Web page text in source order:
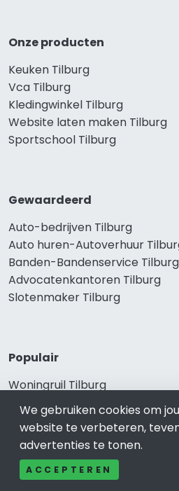
Onze producten
Keuken Tilburg
Vca Tilburg
Kledingwinkel Tilburg
Website laten maken Tilburg
Sportschool Tilburg
Gewaardeerd
Auto-bedrijven Tilburg
Auto huren-Autoverhuur
Banden-Bandenservice Tilburg
Advocatenkantoren Tilburg
Slotenmaker Tilburg
Populair
Woningruil Tilburg
Prive Spa-Sauna Tilburg
Incassobureau Tilburg
Bedrijfsruimte Tilburg
We gebruiken cookies om
website te verbeteren,
advertenties te tonen.
ACCEPTEREN